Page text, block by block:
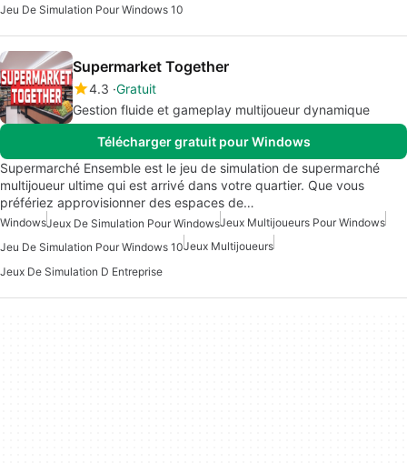
Jeu De Simulation Pour Windows 10
Supermarket Together
4.3 Gratuit
Gestion fluide et gameplay multijoueur dynamique
Télécharger gratuit pour Windows
Supermarché Ensemble est le jeu de simulation de supermarché
multijoueur ultime qui est arrivé dans votre quartier. Que vous
préfériez approvisionner des espaces de…
WindowsJeux De Simulation Pour WindowsJeux Multijoueurs Pour Windows
Jeu De Simulation Pour Windows 10Jeux Multijoueurs
Jeux De Simulation D Entreprise